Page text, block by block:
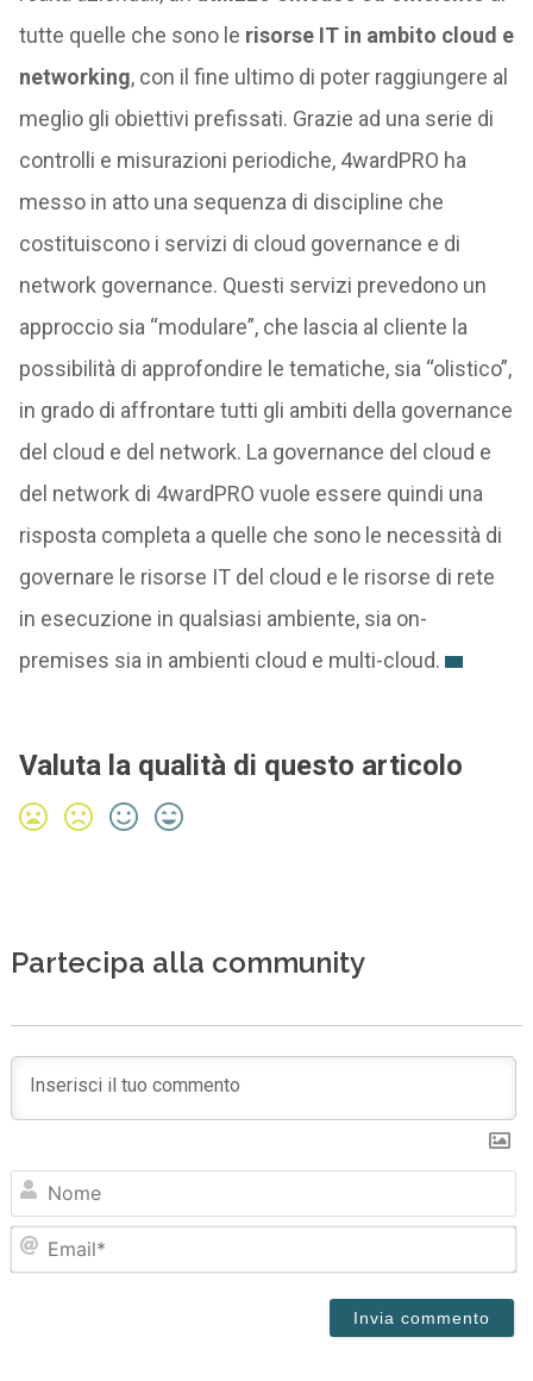
tutte quelle che sono le risorse IT in ambito cloud e
networking, con il fine ultimo di poter raggiungere al
meglio gli obiettivi prefissati. Grazie ad una serie di
controlli e misurazioni periodiche, 4wardPRO ha
messo in atto una sequenza di discipline che
costituiscono i servizi di cloud governance e di
network governance. Questi servizi prevedono un
approccio sia “modulare”, che lascia al cliente la
possibilità di approfondire le tematiche, sia “olistico”,
in grado di affrontare tutti gli ambiti della governance
del cloud e del network. La governance del cloud e
del network di 4wardPRO vuole essere quindi una
risposta completa a quelle che sono le necessità di
governare le risorse IT del cloud e le risorse di rete
in esecuzione in qualsiasi ambiente, sia on-
premises sia in ambienti cloud e multi-cloud.
Valuta la qualità di questo articolo
Partecipa alla community